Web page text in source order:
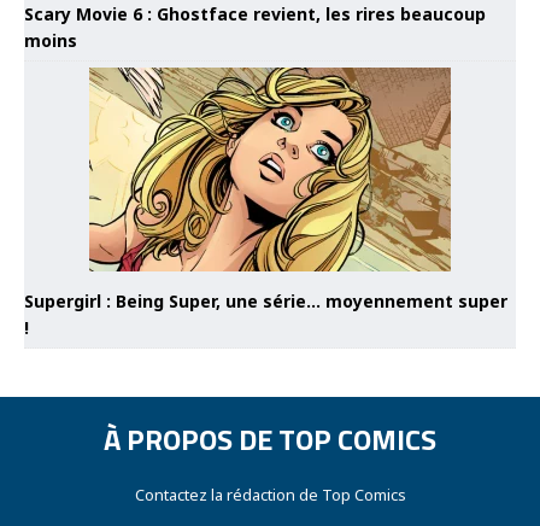
Scary Movie 6 : Ghostface revient, les rires beaucoup
moins
Supergirl : Being Super, une série… moyennement super
!
À PROPOS DE TOP COMICS
Contactez la rédaction de Top Comics